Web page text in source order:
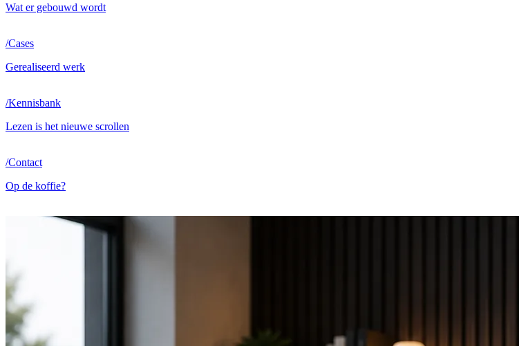
Wat er gebouwd wordt
/Cases
Gerealiseerd werk
/Kennisbank
Lezen is het nieuwe scrollen
/Contact
Op de koffie?